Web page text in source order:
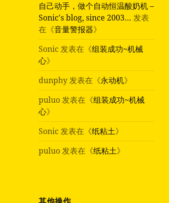
自己动手，做个自动恒温酸奶机 –
Sonic's blog, since 2003… 发表
在《音量警报器》
Sonic发表在《组装成功~机械
心》
dunphy发表在《永动机》
puluo发表在《组装成功~机械
心》
Sonic发表在《纸粘土》
puluo发表在《纸粘土》